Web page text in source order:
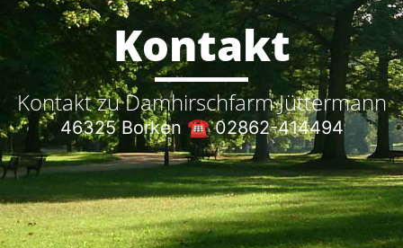
Kontakt
Kontakt zu Damhirschfarm Jüttermann
46325 Borken ☎02862-414494